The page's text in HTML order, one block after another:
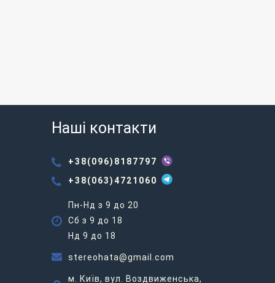
Наші контакти
+38(096)8187797
+38(063)4721060
Пн-Нд з 9 до 20
Сб з 9 до 18
Нд 9 до 18
stereohata@gmail.com
м. Київ, вул. Воздвиженська,